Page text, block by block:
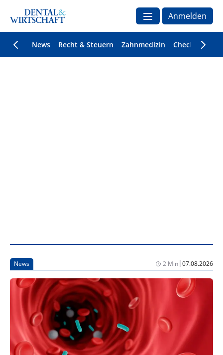
Anmelden
News Recht & Steuern Zahnmedizin Checklisten
News 2 Min|07.08.2026